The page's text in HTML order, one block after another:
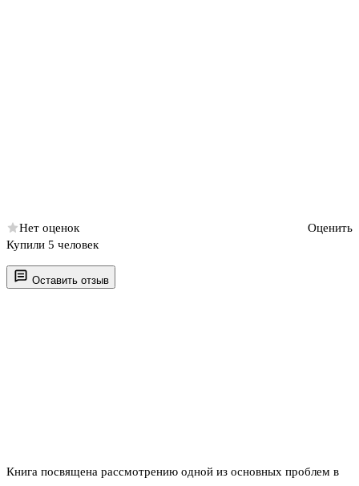
Оставить отзыв
Книга посвящена рассмотрению одной из основных проблем в
Нет оценок
Оценить
Купили 5 человек